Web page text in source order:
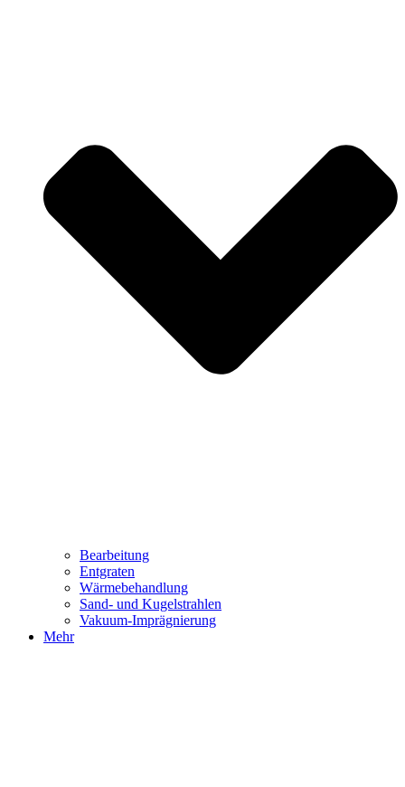
Bearbeitung
Entgraten
Wärmebehandlung
Sand- und Kugelstrahlen
Vakuum-Imprägnierung
Mehr